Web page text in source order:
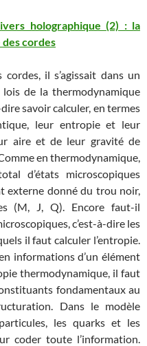
holographique (2) : la
cordes
il s’agissait dans un
de la thermodynamique
savoir calculer, en termes
leur entropie et leur
aire et de leur gravité de
en thermodynamique,
d’états microscopiques
externe donné du trou noir,
(M, J, Q). Encore faut-il
c’est-à-dire les
il faut calculer l’entropie.
informations d’un élément
thermodynamique, il faut
fondamentaux au
Dans le modèle
les quarks et les
coder toute l’information.